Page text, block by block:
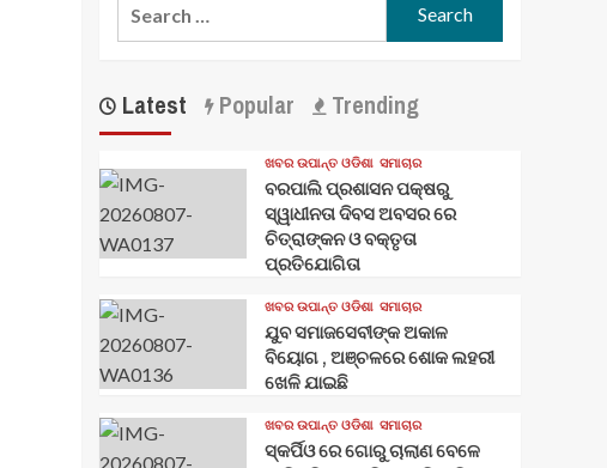
Latest Popular Trending
ଖବର ଉପାନ୍ତ ଓଡିଶା ସମାଚାର
ବରପାଲି ପ୍ରଶାସନ ପକ୍ଷରୁ
ସ୍ୱାଧୀନତା ଦିବସ ଅବସର ରେ
ଚିତ୍ରାଙ୍କନ ଓ ବକ୍ତୃତା
ପ୍ରତିଯୋଗିତା
ଖବର ଉପାନ୍ତ ଓଡିଶା ସମାଚାର
ଯୁବ ସମାଜସେବୀଙ୍କ ଅକାଳ
ବିୟୋଗ , ଅଞ୍ଚଳରେ ଶୋକ ଲହରୀ
ଖେଳି ଯାଇଛି
ଖବର ଉପାନ୍ତ ଓଡିଶା ସମାଚାର
ସ୍କର୍ପିଓ ରେ ଗୋରୁ ଚାଲାଣ ବେଳେ